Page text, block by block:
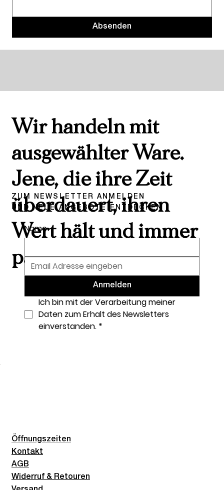
Absenden
Wir handeln mit
ausgewählter Ware.
Jene, die ihre Zeit
überdauert, ihren
Wert hält und immer
passt.
ZUM NEWSLETTER ANMELDEN
UND NEUE ANGEBOTE ENTDECKEN
Name
Anmelden
Ich bin mit der Verarbeitung meiner
Daten zum Erhalt des Newsletters
einverstanden. *
Öffnungszeiten
Kontakt
AGB
Widerruf & Retouren